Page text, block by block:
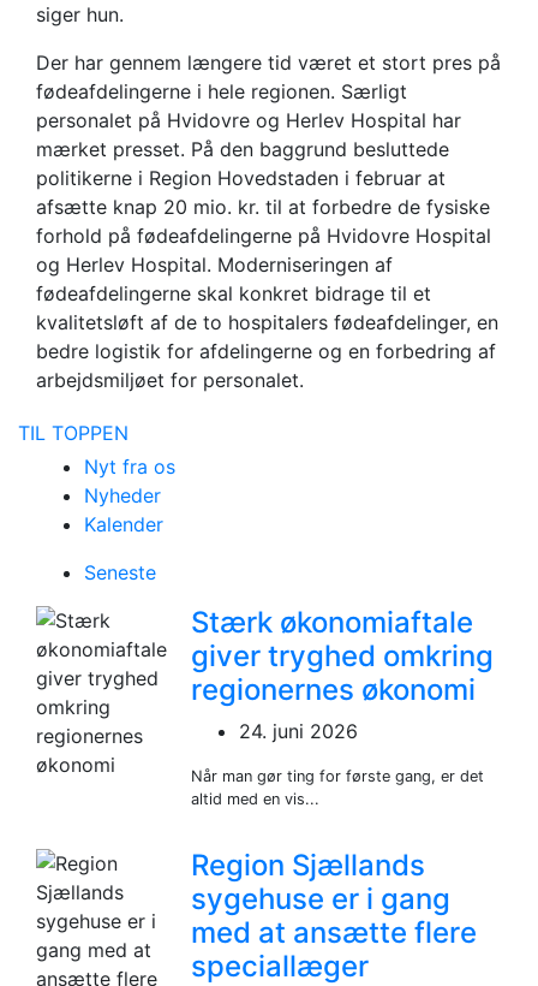
siger hun.
Der har gennem længere tid været et stort pres på
fødeafdelingerne i hele regionen. Særligt
personalet på Hvidovre og Herlev Hospital har
mærket presset. På den baggrund besluttede
politikerne i Region Hovedstaden i februar at
afsætte knap 20 mio. kr. til at forbedre de fysiske
forhold på fødeafdelingerne på Hvidovre Hospital
og Herlev Hospital. Moderniseringen af
fødeafdelingerne skal konkret bidrage til et
kvalitetsløft af de to hospitalers fødeafdelinger, en
bedre logistik for afdelingerne og en forbedring af
arbejdsmiljøet for personalet.
TIL TOPPEN
Nyt fra os
Nyheder
Kalender
Seneste
Stærk økonomiaftale
giver tryghed omkring
regionernes økonomi
24. juni 2026
Når man gør ting for første gang, er det
altid med en vis...
Region Sjællands
sygehuse er i gang
med at ansætte flere
speciallæger